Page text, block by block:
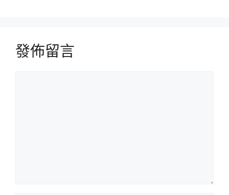
發佈留言